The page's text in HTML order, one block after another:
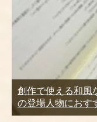
創作で使える和風
の登場人物におす